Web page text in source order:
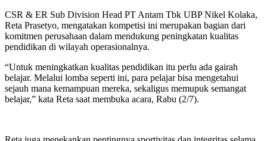
CSR & ER Sub Division Head PT Antam Tbk UBP Nikel Kolaka,
Reta Prasetyo, mengatakan kompetisi ini merupakan bagian dari
komitmen perusahaan dalam mendukung peningkatan kualitas
pendidikan di wilayah operasionalnya.
“Untuk meningkatkan kualitas pendidikan itu perlu ada gairah
belajar. Melalui lomba seperti ini, para pelajar bisa mengetahui
sejauh mana kemampuan mereka, sekaligus memupuk semangat
belajar,” kata Reta saat membuka acara, Rabu (2/7).